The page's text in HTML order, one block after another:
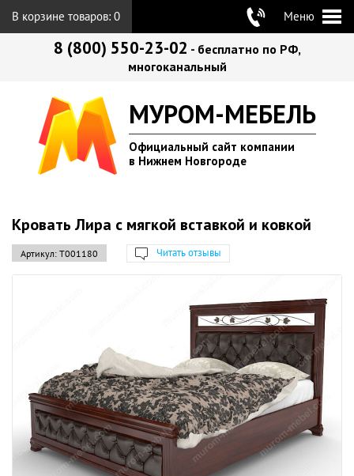
В корзине товаров: 0 Меню
8 (800) 550-23-02 - бесплатно по РФ,
многоканальный
МУРОМ-МЕБЕЛЬ
Официальный сайт компании
в Нижнем Новгороде
Кровать Лира с мягкой вставкой и ковкой
Артикул: Т001180 Читать отзывы